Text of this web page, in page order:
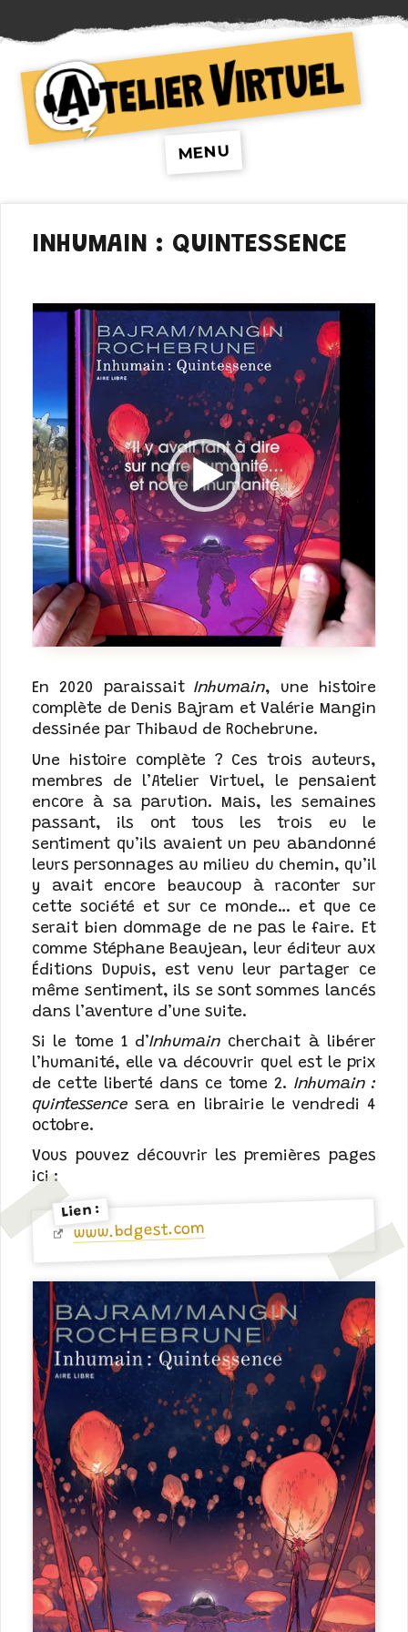
Atelier VirtuelMENU
INHUMAIN : QUINTESSENCE
Lecteur
En 2020 paraissaitInhumain, une histoire
complète deDenis Bajram et Valérie Mangin
dessinée par Thibaud de Rochebrune.
Une histoire complète ? Ces trois auteurs,
membres de l’Atelier Virtuel, le pensaient
encore à sa parution. Mais, les semaines
passant, ils ont tous les trois eu le
sentiment qu’ils avaient un peu abandonné
leurs personnages au milieu du chemin, qu’il
y avait encore beaucoup à raconter sur
cette société et sur ce monde… et que ce
serait bien dommage de ne pas le faire. Et
comme Stéphane Beaujean, leur éditeur aux
Éditions Dupuis, est venu leur partager ce
même sentiment, ils se sont sommes lancés
dans l’aventure d’une suite.
Si le tome 1 d’Inhumain cherchait à libérer
l’humanité, elle va découvrir quel est le prix
de cette liberté dans ce tome 2. Inhumain :
quintessence sera en librairie le vendredi 4
octobre.
Vous pouvez découvrir les premières pages
ici :
Lien :
www.bdgest.com